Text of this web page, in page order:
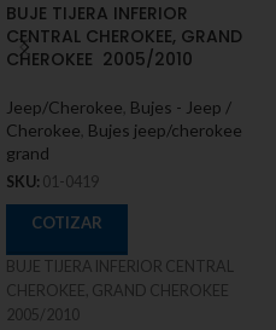
BUJE TIJERA INFERIOR
CENTRAL CHEROKEE, GRAND
CHEROKEE 2005/2010
Jeep/Cherokee Bujes - Jeep /
Cherokee Bujes jeep/cherokee
grand
SKU: 01-0419
COTIZAR
BUJE TIJERA INFERIOR CENTRAL
CHEROKEE, GRAND CHEROKEE
2005/2010